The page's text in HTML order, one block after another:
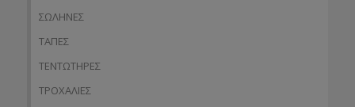
ΣΩΛΗΝΕΣ
ΤΑΠΕΣ
ΤΕΝΤΩΤΗΡΕΣ
ΤΡΟΧΑΛΙΕΣ